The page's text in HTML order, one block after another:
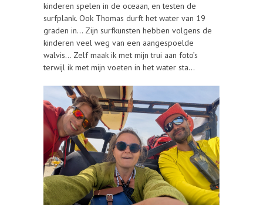
kinderen spelen in de oceaan, en testen de
surfplank. Ook Thomas durft het water van 19
graden in… Zijn surfkunsten hebben volgens de
kinderen veel weg van een aangespoelde
walvis… Zelf maak ik met mijn trui aan foto’s
terwijl ik met mijn voeten in het water sta…